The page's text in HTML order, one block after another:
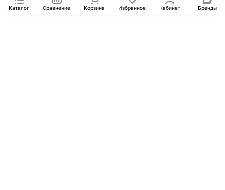
Каталог Сравнение Корзина Избранное Кабинет Бренды